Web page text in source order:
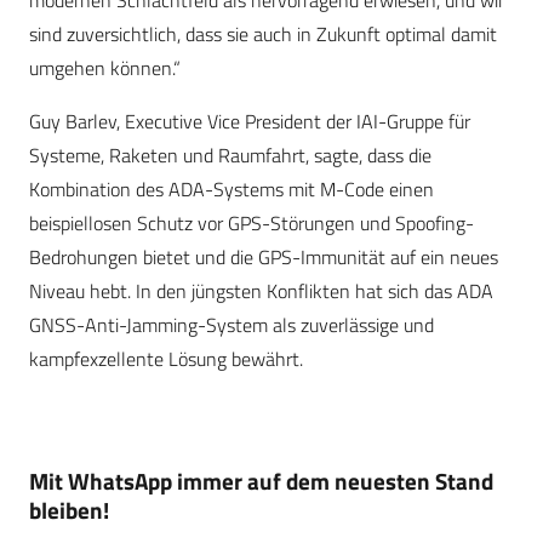
sind zuversichtlich, dass sie auch in Zukunft optimal damit
umgehen können.“
Guy Barlev, Executive Vice President der IAI-Gruppe für
Systeme, Raketen und Raumfahrt, sagte, dass die
Kombination des ADA-Systems mit M-Code einen
beispiellosen Schutz vor GPS-Störungen und Spoofing-
Bedrohungen bietet und die GPS-Immunität auf ein neues
Niveau hebt. In den jüngsten Konflikten hat sich das ADA
GNSS-Anti-Jamming-System als zuverlässige und
kampfexzellente Lösung bewährt.
Mit WhatsApp immer auf dem neuesten Stand
bleiben!